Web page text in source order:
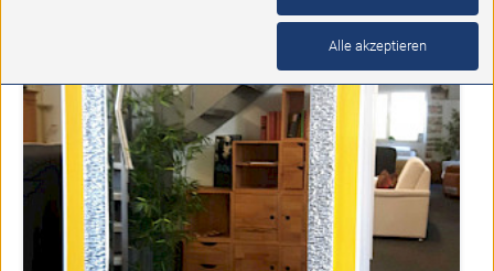
Alle akzeptieren